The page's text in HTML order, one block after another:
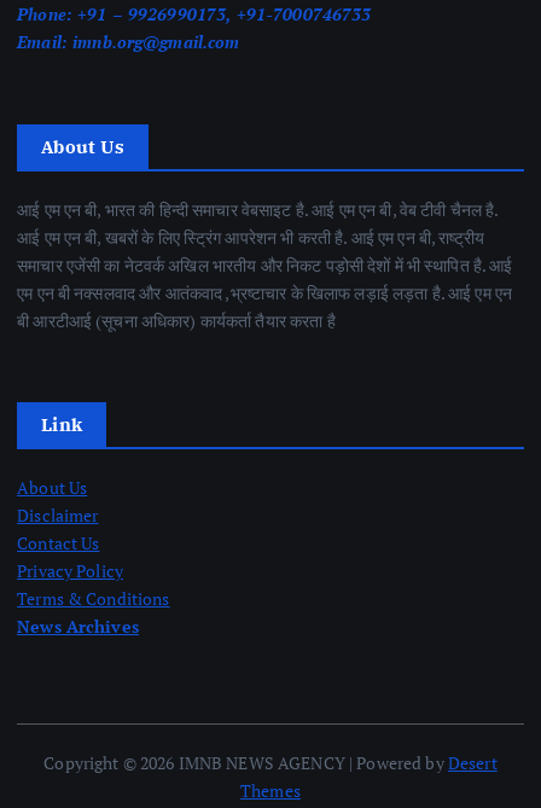
Phone: +91 – 9926990173, +91-7000746733
Email: imnb.org@gmail.com
About Us
आई एम एन बी, भारत की हिन्दी समाचार वेबसाइट है. आई एम एन बी, वेब टीवी चैनल है.
आई एम एन बी, खबरों के लिए स्ट्रिंग आपरेशन भी करती है. आई एम एन बी, राष्ट्रीय
समाचार एजेंसी का नेटवर्क अखिल भारतीय और निकट पड़ोसी देशों में भी स्थापित है. आई
एम एन बी नक्सलवाद और आतंकवाद ,भ्रष्टाचार के खिलाफ लड़ाई लड़ता है. आई एम एन
बी आरटीआई (सूचना अधिकार) कार्यकर्ता तैयार करता है
Link
About Us
Disclaimer
Contact Us
Privacy Policy
Terms & Conditions
News Archives
Copyright © 2026 IMNB NEWS AGENCY | Powered byDesert
Themes